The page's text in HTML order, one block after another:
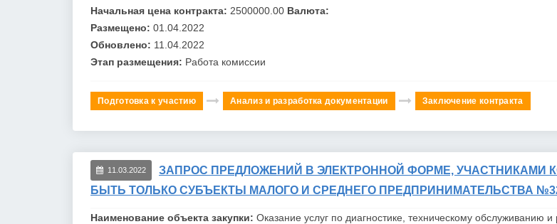
Начальная цена контракта: 2500000.00 Валюта:
Размещено: 01.04.2022
Обновлено: 11.04.2022
Этап размещения: Работа комиссии
Подготовка к участию Анализ и разработка документации Заключение контракта
11.03.2022
ЗАПРОС ПРЕДЛОЖЕНИЙ В ЭЛЕКТРОННОЙ ФОРМЕ, УЧАСТНИКАМИ
БЫТЬ ТОЛЬКО СУБЪЕКТЫ МАЛОГО И СРЕДНЕГО ПРЕДПРИНИМАТЕЛЬСТВА
Наименование объекта закупки: Оказание услуг по диагностике, техническому обслуживанию и